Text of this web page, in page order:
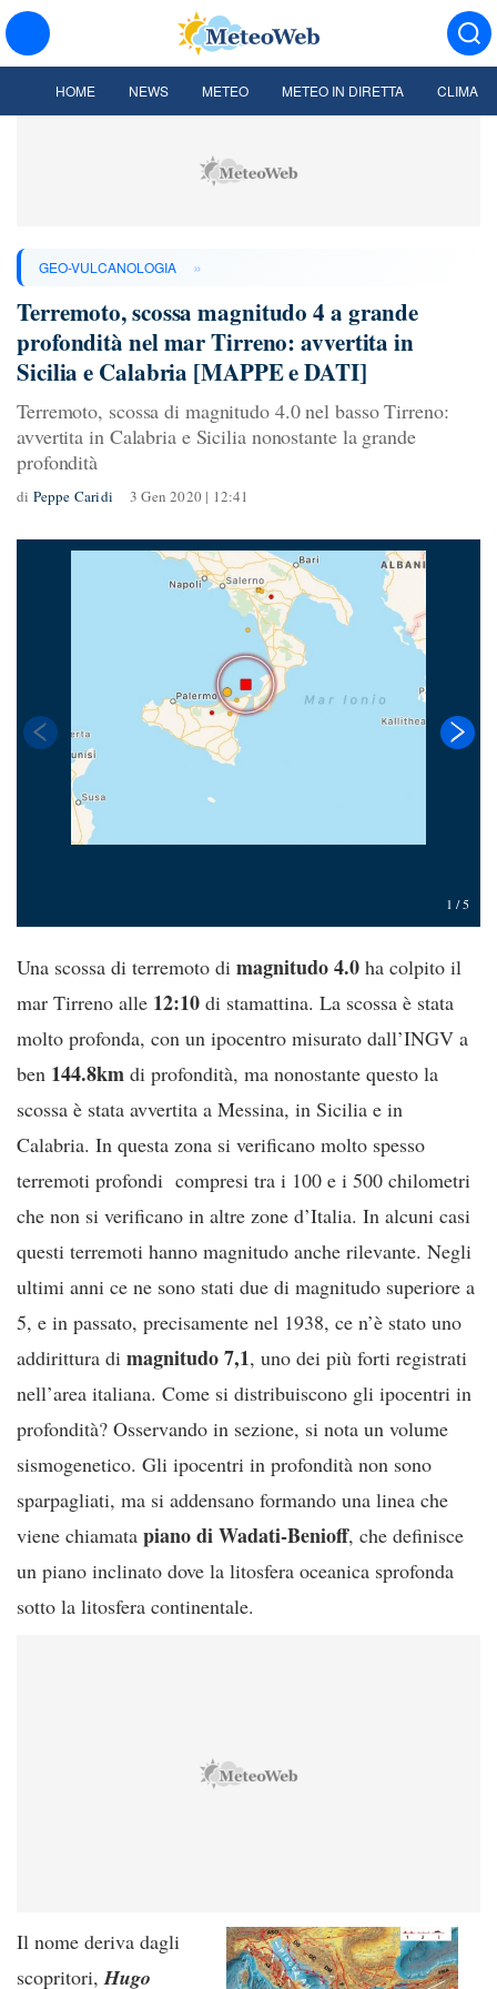
HOME NEWS METEO METEO IN DIRETTA CLIMA
GEO-VULCANOLOGIA »
Terremoto, scossa magnitudo 4 a grande
profondità nel mar Tirreno: avvertita in
Sicilia e Calabria [MAPPE e DATI]
Terremoto, scossa di magnitudo 4.0 nel basso Tirreno:
avvertita in Calabria e Sicilia nonostante la grande
profondità
di Peppe Caridi 3 Gen 2020 | 12:41
1 /5
Una scossa di terremoto di magnitudo 4.0 ha colpito il
mar Tirreno alle 12:10 di stamattina. La scossa è stata
molto profonda, con un ipocentro misurato dall’INGV a
ben 144.8km di profondità, ma nonostante questo la
scossa è stata avvertita a Messina, in Sicilia e in
Calabria. In questa zona si verificano molto spesso
terremoti profondi compresi tra i 100 e i 500 chilometri
che non si verificano in altre zone d’Italia. In alcuni casi
questi terremoti hanno magnitudo anche rilevante. Negli
ultimi anni ce ne sono stati due di magnitudo superiore a
5, e in passato, precisamente nel 1938, ce n’è stato uno
addirittura di magnitudo 7,1, uno dei più forti registrati
nell’area italiana. Come si distribuiscono gli ipocentri in
profondità? Osservando in sezione, si nota un volume
sismogenetico. Gli ipocentri in profondità non sono
sparpagliati, ma si addensano formando una linea che
viene chiamata piano di Wadati-Benioff, che definisce
un piano inclinato dove la litosfera oceanica sprofonda
sotto la litosfera continentale.
Il nome deriva dagli
scopritori,Hugo